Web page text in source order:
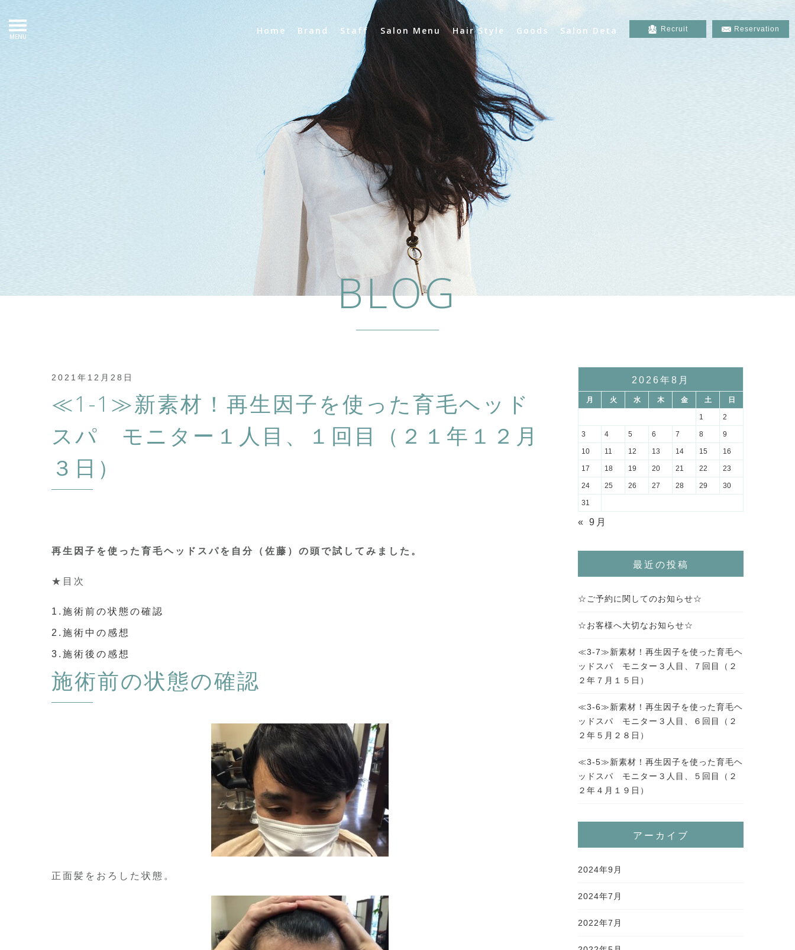
Home Brand Staff Salon Menu Hair Style Goods Salon Deta
MENU
BLOG
2021年12月28日
≪1-1≫新素材！再生因子を使った育毛ヘッド
スパ モニター１人目、１回目（２１年１２月
３日）
再生因子を使った育毛ヘッドスパを自分（佐藤）の頭で試してみました。
★目次
1.施術前の状態の確認
2.施術中の感想
3.施術後の感想
施術前の状態の確認
正面髪をおろした状態。
2026年8月
月 火 水 木 金 土 日
1 2
3 4 5 6 7 8 9
10 11 12 13 14 15 16
17 18 19 20 21 22 23
24 25 26 27 28 29 30
31
« 9月
最近の投稿
☆ご予約に関してのお知らせ☆
☆お客様へ大切なお知らせ☆
≪3-7≫新素材！再生因子を使った育毛ヘ
ッドスパ モニター３人目、７回目（２
２年７月１５日）
≪3-6≫新素材！再生因子を使った育毛ヘ
ッドスパ モニター３人目、６回目（２
２年５月２８日）
≪3-5≫新素材！再生因子を使った育毛ヘ
ッドスパ モニター３人目、５回目（２
２年４月１９日）
アーカイブ
2024年9月
2024年7月
2022年7月
Recruit Reservation